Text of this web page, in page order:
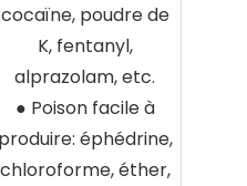
cocaïne, poudre de
K, fentanyl,
alprazolam, etc.
● Poison facile à
produire: éphédrine,
chloroforme, éther,